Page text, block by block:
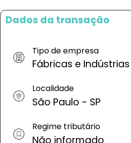
Dados da transação
Tipo de empresa
Fábricas e Indústrias
Localidade
São Paulo - SP
Regime tributário
Não informado